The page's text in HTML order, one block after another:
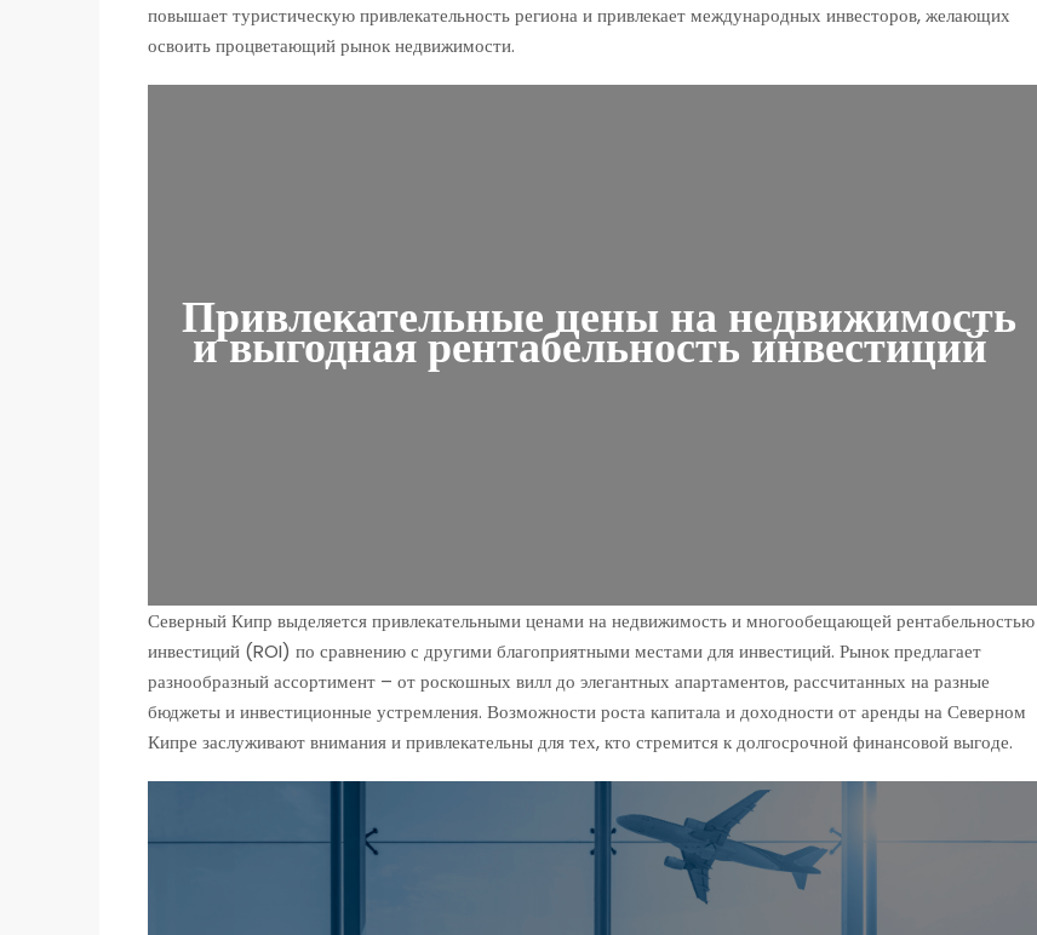
повышает туристическую привлекательность региона и привлекает международных инвесторов, желающих
освоить процветающий рынок недвижимости.
Привлекательные цены на недвижимость
и выгодная рентабельность инвестиций
Северный Кипр выделяется привлекательными ценами на недвижимость и многообещающей рентабельностью
инвестиций (ROI) по сравнению с другими благоприятными местами для инвестиций. Рынок предлагает
разнообразный ассортимент – от роскошных вилл до элегантных апартаментов, рассчитанных на разные
бюджеты и инвестиционные устремления. Возможности роста капитала и доходности от аренды на Северном
Кипре заслуживают внимания и привлекательны для тех, кто стремится к долгосрочной финансовой выгоде.